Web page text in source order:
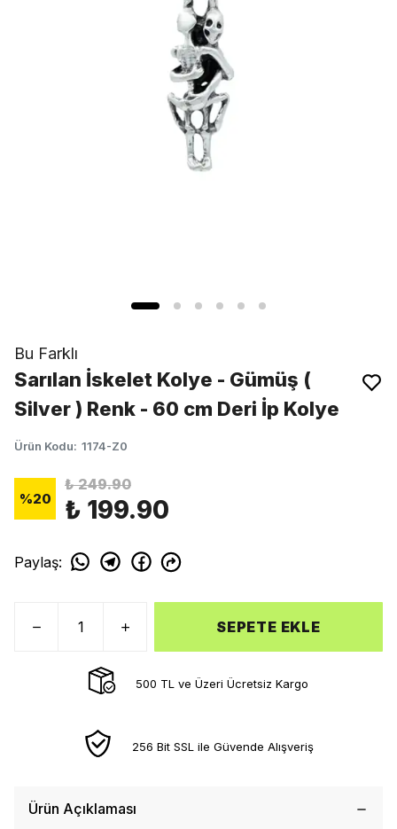
Bu Farklı
Sarılan İskelet Kolye - Gümüş (
Silver ) Renk - 60 cm Deri İp Kolye
Ürün Kodu: 1174-Z0
%20
₺ 249.90
₺ 199.90
Paylaş:
SEPETE EKLE
500 TL ve Üzeri Ücretsiz Kargo
256 Bit SSL ile Güvende Alışveriş
Ürün Açıklaması